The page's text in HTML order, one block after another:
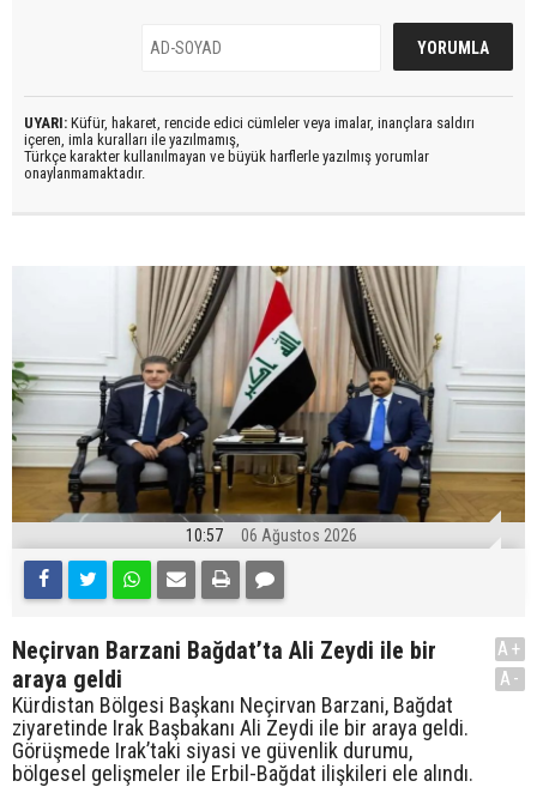
UYARI: Küfür, hakaret, rencide edici cümleler veya imalar, inançlara saldırı
içeren, imla kuralları ile yazılmamış,
Türkçe karakter kullanılmayan ve büyük harflerle yazılmış yorumlar
onaylanmamaktadır.
10:57 06 Ağustos 2026
Neçirvan Barzani Bağdat’ta Ali Zeydi ile bir
araya geldi
Kürdistan Bölgesi Başkanı Neçirvan Barzani, Bağdat
ziyaretinde Irak Başbakanı Ali Zeydi ile bir araya geldi.
Görüşmede Irak’taki siyasi ve güvenlik durumu,
bölgesel gelişmeler ile Erbil-Bağdat ilişkileri ele alındı.
A+
A-